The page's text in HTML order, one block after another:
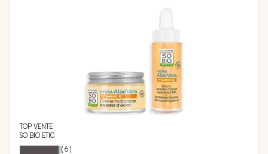
TOP VENTE
SO BIO ETIC
Notation: 93
% of
( 6 )